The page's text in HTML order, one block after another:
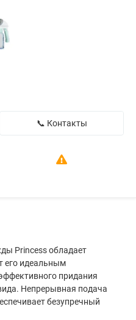
📞 Контакты
Princess обладает
его идеальным
придания
Непрерывная подача
безупречный